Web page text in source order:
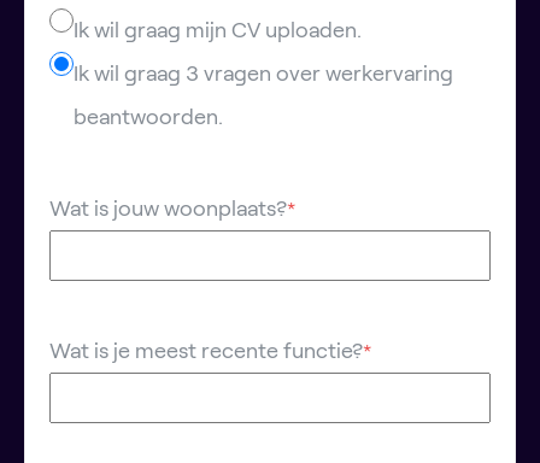
Ik wil graag mijn CV uploaden.
Ik wil graag 3 vragen over werkervaring
beantwoorden.
Wat is jouw woonplaats?*
Wat is je meest recente functie?*